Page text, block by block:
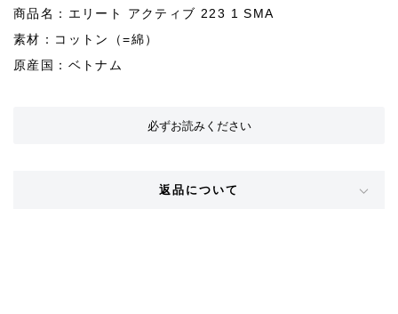
商品名：エリート アクティブ 223 1 SMA
素材：コットン（=綿）
原産国：ベトナム
必ずお読みください
返品について